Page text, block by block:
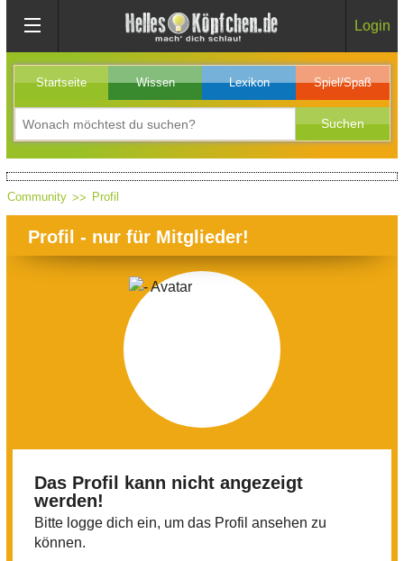
Login
Startseite Wissen Lexikon Spiel/Spaß
Community Profil
Profil - nur für Mitglieder!
Das Profil kann nicht angezeigt
werden!
Bitte logge dich ein, um das Profil ansehen zu
können.